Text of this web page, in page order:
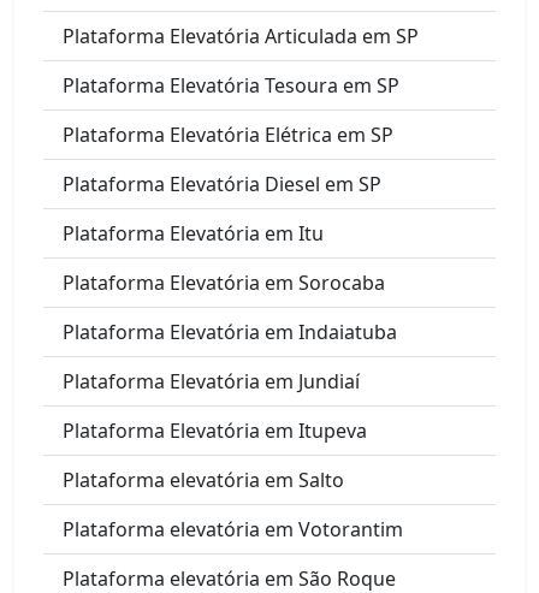
Plataforma Elevatória Articulada em SP
Plataforma Elevatória Tesoura em SP
Plataforma Elevatória Elétrica em SP
Plataforma Elevatória Diesel em SP
Plataforma Elevatória em Itu
Plataforma Elevatória em Sorocaba
Plataforma Elevatória em Indaiatuba
Plataforma Elevatória em Jundiaí
Plataforma Elevatória em Itupeva
Plataforma elevatória em Salto
Plataforma elevatória em Votorantim
Plataforma elevatória em São Roque